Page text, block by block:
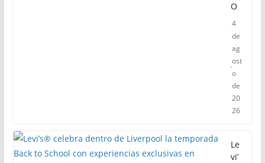
O
4
de
ag
ost
o
de
20
26
Le
vi’